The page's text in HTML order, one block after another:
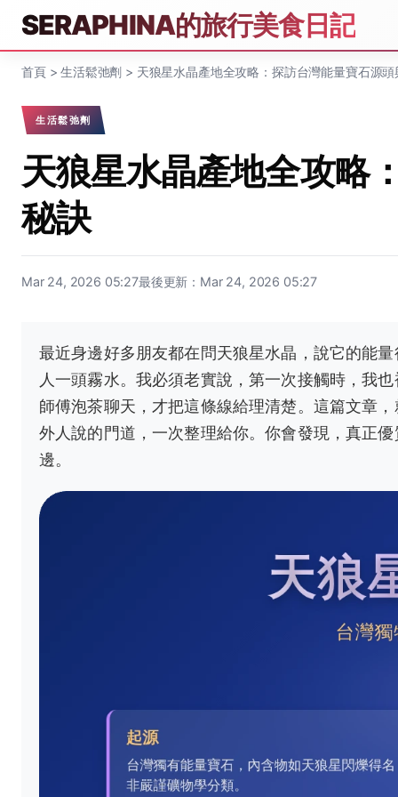
SERAPHINA的旅行美食日記
首頁>生活鬆弛劑 > 天狼星水晶產地全攻略：探訪台灣能量寶石源
生活鬆弛劑
天狼星水晶產地全攻略
秘訣
Mar 24, 2026 05:27最後更新：Mar 24, 2026 05:27
最近身邊好多朋友都在問天狼星水晶，說它的能
人一頭霧水。我必須老實說，第一次接觸時，我
師傅泡茶聊天，才把這條線給理清楚。這篇文章
外人說的門道，一次整理給你。你會發現，真正
邊。